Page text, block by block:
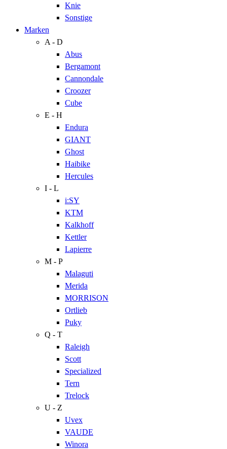
Knie
Sonstige
Marken
A - D
Abus
Bergamont
Cannondale
Croozer
Cube
E - H
Endura
GIANT
Ghost
Haibike
Hercules
I - L
i:SY
KTM
Kalkhoff
Kettler
Lapierre
M - P
Malaguti
Merida
MORRISON
Ortlieb
Puky
Q - T
Raleigh
Scott
Specialized
Tern
Trelock
U - Z
Uvex
VAUDE
Winora